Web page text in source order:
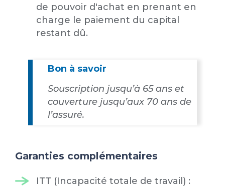
de pouvoir d'achat en prenant en
charge le paiement du capital
restant dû.
Bon à savoir
Souscription jusqu’à 65 ans et
couverture jusqu’aux 70 ans de
l’assuré.
Garanties complémentaires
ITT (Incapacité totale de travail) :